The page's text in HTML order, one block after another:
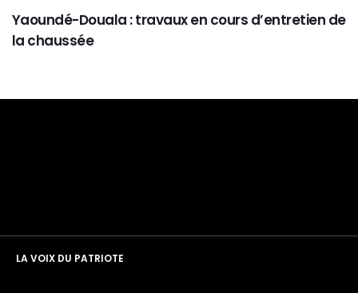
Yaoundé-Douala : travaux en cours d’entretien de
la chaussée
LA VOIX DU PATRIOTE